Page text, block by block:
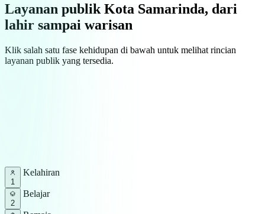
Layanan publik Kota Samarinda, dari
lahir sampai warisan
Klik salah satu fase kehidupan di bawah untuk melihat rincian
layanan publik yang tersedia.
1
Kelahiran
2
Belajar